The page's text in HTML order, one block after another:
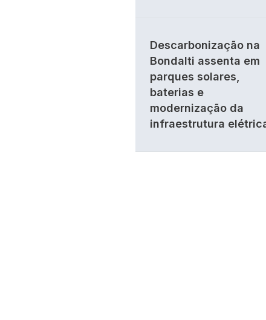
Descarbonização na
Bondalti assenta em
parques solares,
baterias e
modernização da
infraestrutura